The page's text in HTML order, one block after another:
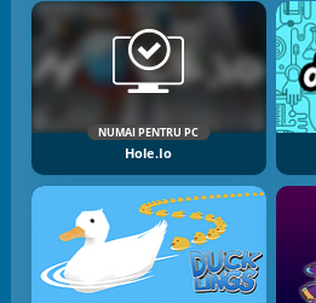
NUMAI PENTRU PC
Hole.io